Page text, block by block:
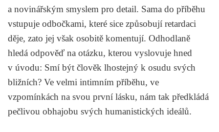
a novinářským smyslem pro detail. Sama do příběhu
vstupuje odbočkami, které sice způsobují retardaci
děje, zato jej však osobitě komentují. Odhodlaně
hledá odpověď na otázku, kterou vyslovuje hned
v úvodu: Smí být člověk lhostejný k osudu svých
bližních? Ve velmi intimním příběhu, ve
vzpomínkách na svou první lásku, nám tak předkládá
pečlivou obhajobu svých humanistických ideálů.